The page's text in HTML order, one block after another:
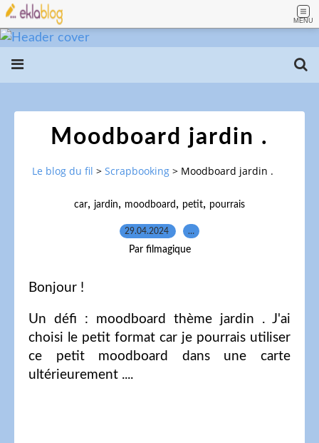
MENU
Moodboard jardin .
Le blog du fil > Scrapbooking > Moodboard jardin .
car, jardin, moodboard , petit, pourrais
29.04.2024 …
Par filmagique
Bonjour !
Un défi : moodboard thème jardin . J'ai
choisi le petit format car je pourrais utiliser
ce petit moodboard dans une carte
ultérieurement ....